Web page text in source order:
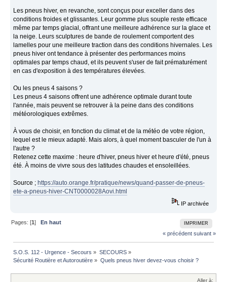
Les pneus hiver, en revanche, sont conçus pour exceller dans des
conditions froides et glissantes. Leur gomme plus souple reste efficace
même par temps glacial, offrant une meilleure adhérence sur la glace et
la neige. Leurs sculptures de bande de roulement comportent des
lamelles pour une meilleure traction dans des conditions hivernales. Les
pneus hiver ont tendance à présenter des performances moins
optimales par temps chaud, et ils peuvent s'user de fait prématurément
en cas d'exposition à des températures élevées.
Ou les pneus 4 saisons ?
Les pneus 4 saisons offrent une adhérence optimale durant toute
l'année, mais peuvent se retrouver à la peine dans des conditions
météorologiques extrêmes.
À vous de choisir, en fonction du climat et de la météo de votre région,
lequel est le mieux adapté. Mais alors, à quel moment basculer de l'un à
l'autre ?
Retenez cette maxime : heure d'hiver, pneus hiver et heure d'été, pneus
été. À moins de vivre sous des latitudes chaudes et ensoleillées.
Source ; https://auto.orange.fr/pratique/news/quand-passer-de-pneus-
ete-a-pneus-hiver-CNT0000028Aovi.html
IP archivée
IMPRIMER
Pages: [1]
En haut
« précédent suivant »
S.O.S. 112 - Urgence - Secours » SECOURS»
Sécurité Routière et Autoroutière » Quels pneus hiver devez-vous choisir ?
Aller à: